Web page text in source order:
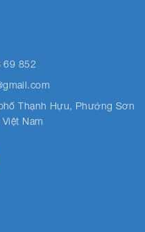
69 852
Thạnh Hựu, Phường Sơn
Nam